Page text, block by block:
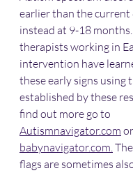
earlier than the current
instead at 9-18
therapists working in
intervention have
these early signs using
established by these
find out more go to
Autismnavigator.com or
babynavigator.com.
flags are sometimes